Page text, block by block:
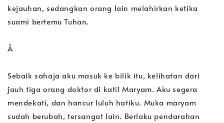
kejauhan, sedangkan orang lain melahirkan ketika
suami bertemu Tuhan.
Â
Sebaik sahaja aku masuk ke bilik itu, kelihatan dari
jauh tiga orang doktor di katil Maryam. Aku segera
mendekati, dan hancur luluh hatiku. Muka maryam
sudah berubah, tersangat lain. Berlaku pendarahan